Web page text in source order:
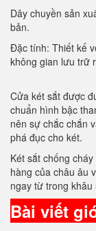
Dây chuyền sản
bản.
Đặc tính: Thiết kế
không gian lưu trữ
Cửa két sắt được
chuẩn hình bậc
nên sự chắc chắn
phá đục cho két.
Két sắt chống
hàng của châu âu
ngay từ trong khâu
Bài viết